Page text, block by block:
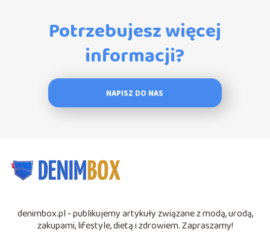
Potrzebujesz więcej
informacji?
NAPISZ DO NAS
denimbox.pl - publikujemy artykuły związane z modą, urodą,
zakupami, lifestyle, dietą i zdrowiem. Zapraszamy!